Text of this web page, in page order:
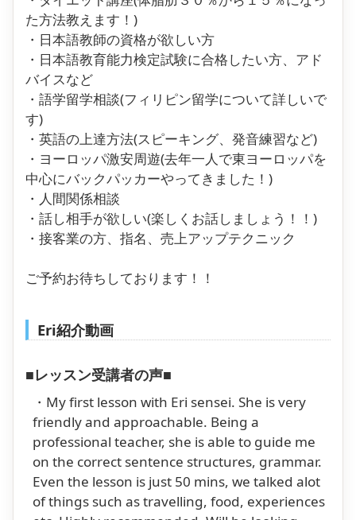
た方法教えます！)
・日本語教師の資格が欲しい方
・日本語教育能力検定試験に合格したい方、アド
バイスなど
・語学留学相談(フィリピン留学について詳しいで
す)
・英語の上達方法(スピーキング、発音練習など)
・ヨーロッパ激安周遊(去年一人で東ヨーロッパを
中心にバックパッカーやってきました！)
・人間関係相談
・話し相手が欲しい(楽しくお話しましょう！！)
・接客業の方、指名、売上アップテクニック
ご予約お待ちしております！！
Eri紹介動画
■レッスン受講者の声■
・My first lesson with Eri sensei. She is very
friendly and approachable. Being a
professional teacher, she is able to guide me
on the correct sentence structures, grammar.
Even the lesson is just 50 mins, we talked alot
of things such as travelling, food, experiences